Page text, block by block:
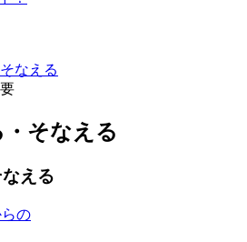
なえる
そなえる
える
の